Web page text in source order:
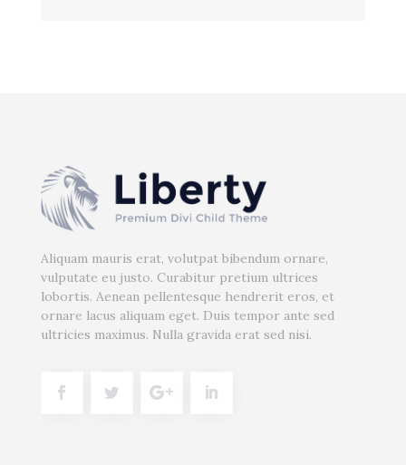
Aliquam mauris erat, volutpat bibendum ornare,
vulputate eu justo. Curabitur pretium ultrices
lobortis. Aenean pellentesque hendrerit eros, et
ornare lacus aliquam eget. Duis tempor ante sed
ultricies maximus. Nulla gravida erat sed nisi.